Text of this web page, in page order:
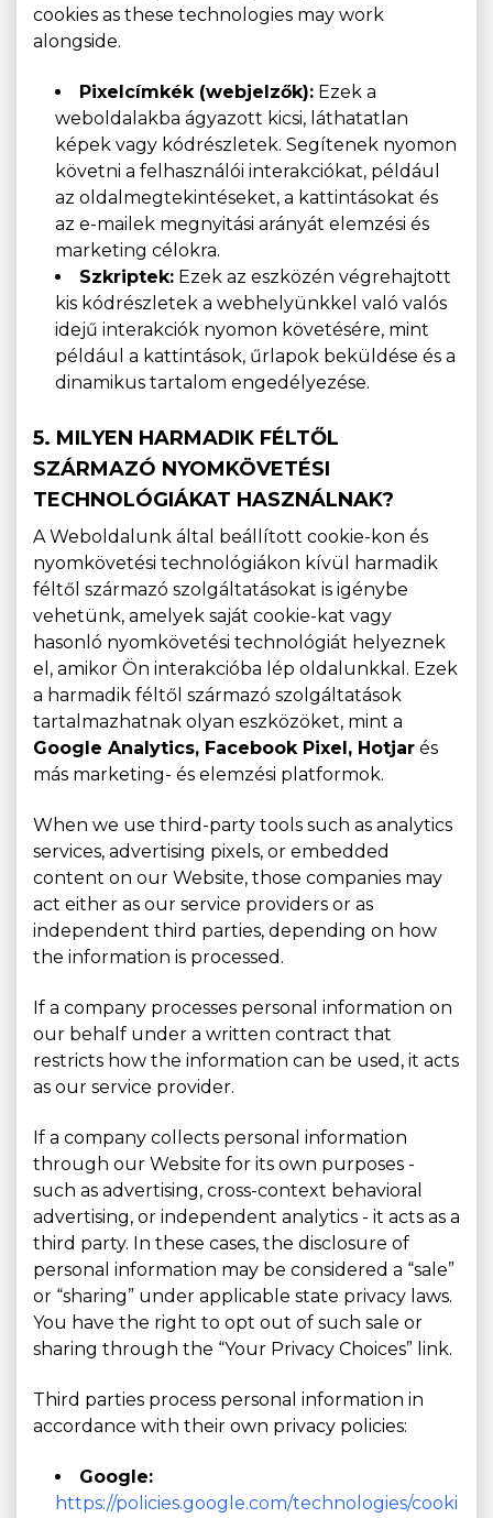
cookies as these technologies may work
alongside.
Pixelcímkék (webjelzők): Ezek a
weboldalakba ágyazott kicsi, láthatatlan
képek vagy kódrészletek. Segítenek nyomon
követni a felhasználói interakciókat, például
az oldalmegtekintéseket, a kattintásokat és
az e-mailek megnyitási arányát elemzési és
marketing célokra.
Szkriptek: Ezek az eszközén végrehajtott
kis kódrészletek a webhelyünkkel való valós
idejű interakciók nyomon követésére, mint
például a kattintások, űrlapok beküldése és a
dinamikus tartalom engedélyezése.
5. MILYEN HARMADIK FÉLTŐL
SZÁRMAZÓ NYOMKÖVETÉSI
TECHNOLÓGIÁKAT HASZNÁLNAK?
A Weboldalunk által beállított cookie-kon és
nyomkövetési technológiákon kívül harmadik
féltől származó szolgáltatásokat is igénybe
vehetünk, amelyek saját cookie-kat vagy
hasonló nyomkövetési technológiát helyeznek
el, amikor Ön interakcióba lép oldalunkkal. Ezek
a harmadik féltől származó szolgáltatások
tartalmazhatnak olyan eszközöket, mint a
Google Analytics, Facebook Pixel, Hotjar és
más marketing- és elemzési platformok.
When we use third-party tools such as analytics
services, advertising pixels, or embedded
content on our Website, those companies may
act either as our service providers or as
independent third parties, depending on how
the information is processed.
If a company processes personal information on
our behalf under a written contract that
restricts how the information can be used, it acts
as our service provider.
If a company collects personal information
through our Website for its own purposes -
such as advertising, cross-context behavioral
advertising, or independent analytics - it acts as a
third party. In these cases, the disclosure of
personal information may be considered a “sale”
or “sharing” under applicable state privacy laws.
You have the right to opt out of such sale or
sharing through the “Your Privacy Choices” link.
Third parties process personal information in
accordance with their own privacy policies:
Google:
https://policies.google.com/technologies/cooki